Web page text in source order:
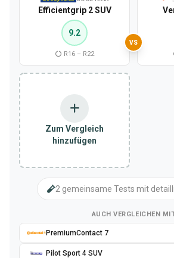
Efficientgrip 2 SUV
9.2
R16 – R22
VS
Zum Vergleich
hinzufügen
2 gemeinsame Tests mit
AUCH VERGLEICHEN
PremiumContact 7
Pilot Sport 4 SUV